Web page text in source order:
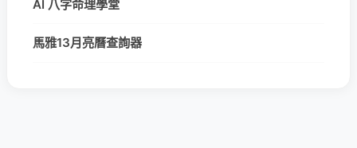
AI 八字命理學堂
馬雅13月亮曆查詢器